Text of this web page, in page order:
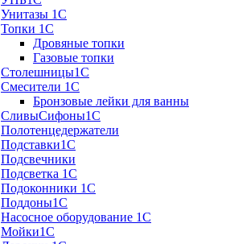
Унитазы 1С
Топки 1С
Дровяные топки
Газовые топки
Столешницы1С
Смесители 1С
Бронзовые лейки для ванны
СливыСифоны1С
Полотенцедержатели
Подставки1С
Подсвечники
Подсветка 1С
Подоконники 1С
Поддоны1С
Насосное оборудование 1С
Мойки1С